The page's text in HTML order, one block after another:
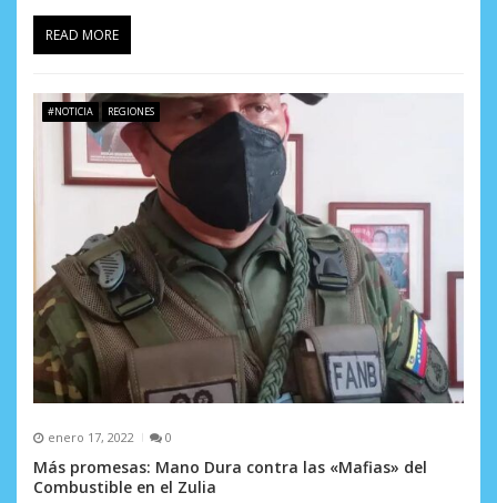
READ MORE
#NOTICIA REGIONES
enero 17, 2022 0
Más promesas: Mano Dura contra las «Mafias» del
Combustible en el Zulia